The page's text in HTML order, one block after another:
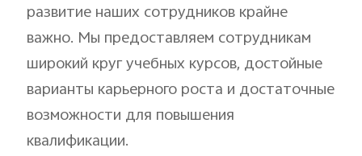
развитие наших сотрудников крайне
важно. Мы предоставляем сотрудникам
широкий круг учебных курсов, достойные
варианты карьерного роста и достаточные
возможности для повышения
квалификации.